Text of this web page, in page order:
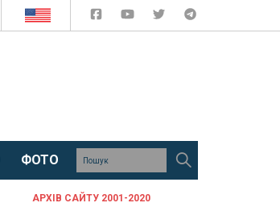
ФОТО
АРХІВ САЙТУ 2001-2020